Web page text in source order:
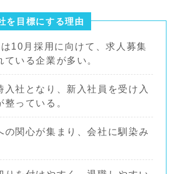
を目標にする理由
10月採用に向けて、求人募集
ている企業が多い。
入社となり、新入社員を受け入
整っている。
の関心が集まり、会社に馴染み